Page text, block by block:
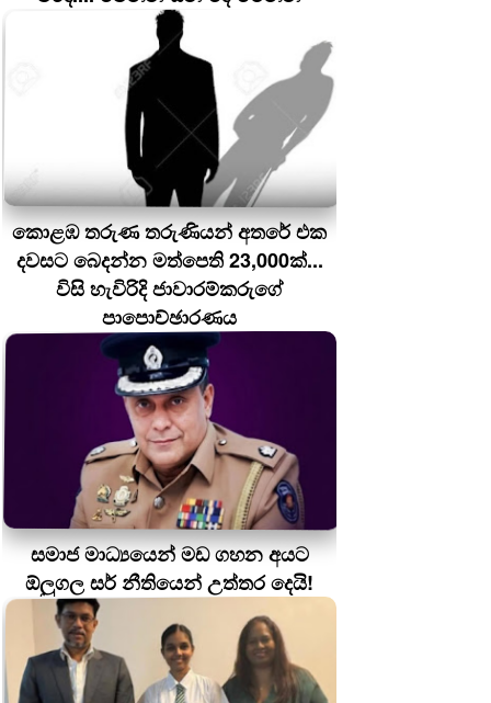
කොළඹ තරුණ තරුණියන් අතරේ එක
දවසට බෙදන්න මත්පෙති 23,000ක්...
විසි හැවිරිදි ජාවාරම්කරුගේ
පාපොච්ඡාරණය
සමාජ මාධ්‍යයෙන් මඩ ගහන අයට
ඕලුගල සර් නීතියෙන් උත්තර දෙයි!